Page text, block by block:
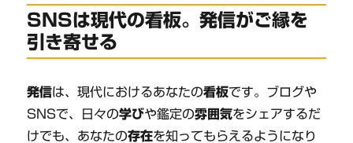
SNSは現代の看板。発信がご縁を
引き寄せる
発信は、現代におけるあなたの看板です。ブログや
SNSで、日々の学びや鑑定の雰囲気をシェアするだ
けでも、あなたの存在を知ってもらえるようになり